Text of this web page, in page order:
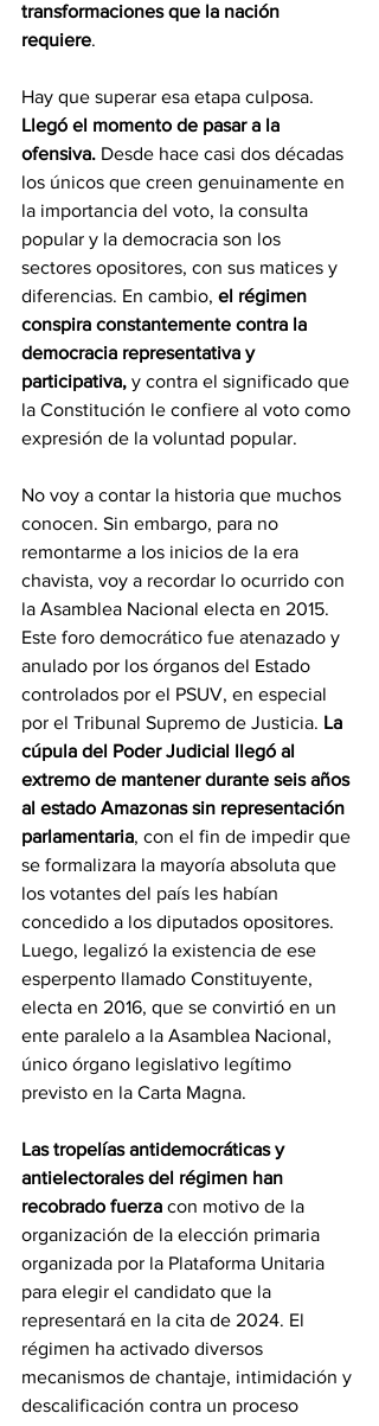
transformaciones que la nación
requiere.
Hay que superar esa etapa culposa.
Llegó el momento de pasar a la
ofensiva. Desde hace casi dos décadas
los únicos que creen genuinamente en
la importancia del voto, la consulta
popular y la democracia son los
sectores opositores, con sus matices y
diferencias. En cambio, el régimen
conspira constantemente contra la
democracia representativa y
participativa, y contra el significado que
la Constitución le confiere al voto como
expresión de la voluntad popular.
No voy a contar la historia que muchos
conocen. Sin embargo, para no
remontarme a los inicios de la era
chavista, voy a recordar lo ocurrido con
la Asamblea Nacional electa en 2015.
Este foro democrático fue atenazado y
anulado por los órganos del Estado
controlados por el PSUV, en especial
por el Tribunal Supremo de Justicia. La
cúpula del Poder Judicial llegó al
extremo de mantener durante seis años
al estado Amazonas sin representación
parlamentaria, con el fin de impedir que
se formalizara la mayoría absoluta que
los votantes del país les habían
concedido a los diputados opositores.
Luego, legalizó la existencia de ese
esperpento llamado Constituyente,
electa en 2016, que se convirtió en un
ente paralelo a la Asamblea Nacional,
único órgano legislativo legítimo
previsto en la Carta Magna.
Las tropelías antidemocráticas y
antielectorales del régimen han
recobrado fuerza con motivo de la
organización de la elección primaria
organizada por la Plataforma Unitaria
para elegir el candidato que la
representará en la cita de 2024. El
régimen ha activado diversos
mecanismos de chantaje, intimidación y
descalificación contra un proceso